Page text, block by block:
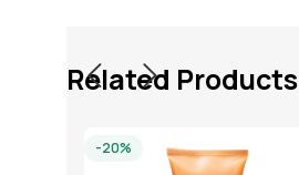
Related Products
-20%